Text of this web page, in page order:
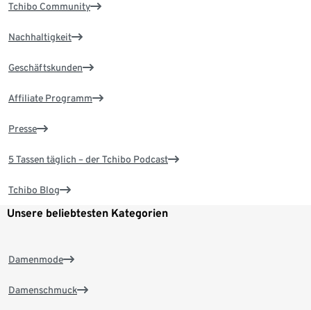
Tchibo Community
Nachhaltigkeit
Geschäftskunden
Affiliate Programm
Presse
5 Tassen täglich – der Tchibo Podcast
Tchibo Blog
Unsere beliebtesten Kategorien
Damenmode
Damenschmuck